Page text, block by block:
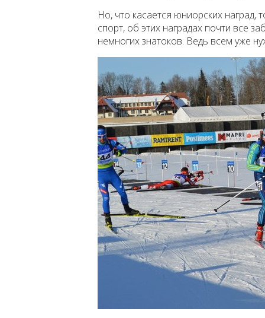
Но, что касается юниорских наград,
спорт, об этих наградах почти все
немногих знатоков. Ведь всем уже